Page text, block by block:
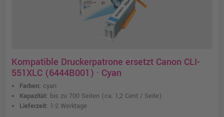
Kompatible Druckerpatrone ersetzt Canon CLI-
551XLC (6444B001) · Cyan
Farben: cyan
Kapazität: bis zu 700 Seiten (ca. 1,2 Cent / Seite)
Lieferzeit: 1-2 Werktage